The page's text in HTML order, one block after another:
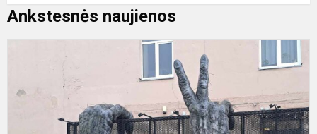
Ankstesnės naujienos